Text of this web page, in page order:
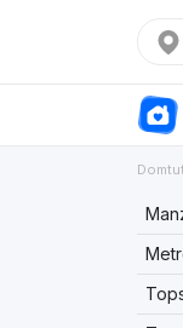
Domtut